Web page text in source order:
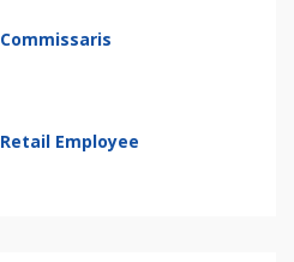
Commissaris
Retail Employee